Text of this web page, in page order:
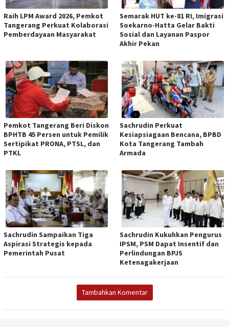
Raih LPM Award 2026, Pemkot
Tangerang Perkuat Kolaborasi
Pemberdayaan Masyarakat
Semarak HUT ke-81 RI, Imigrasi
Soekarno-Hatta Gelar Bakti
Sosial dan Layanan Paspor
Akhir Pekan
Pemkot Tangerang Beri Diskon
BPHTB 45 Persen untuk Pemilik
Sertipikat PRONA, PTSL, dan
PTKL
Sachrudin Perkuat
Kesiapsiagaan Bencana, BPBD
Kota Tangerang Tambah
Armada
Sachrudin Sampaikan Tiga
Aspirasi Strategis kepada
Pemerintah Pusat
Sachrudin Kukuhkan Pengurus
IPSM, PSM Dapat Insentif dan
Perlindungan BPJS
Ketenagakerjaan
Tambahkan Komentar